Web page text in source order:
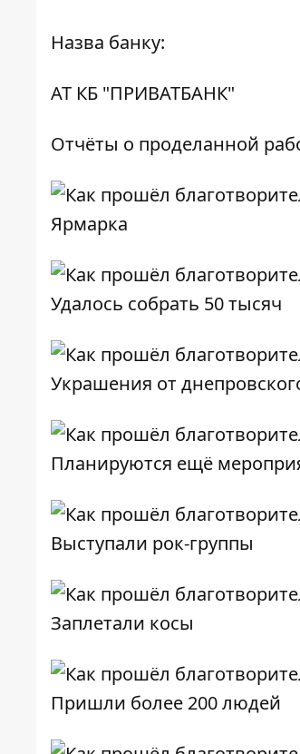
Назва банку:
АТ КБ "ПРИВАТБАНК"
Отчёты о проделанной
Ярмарка
Удалось собрать 50 тысяч
Украшения от
Планируются ещё
Выступали рок-группы
Заплетали косы
Пришли более 200 людей